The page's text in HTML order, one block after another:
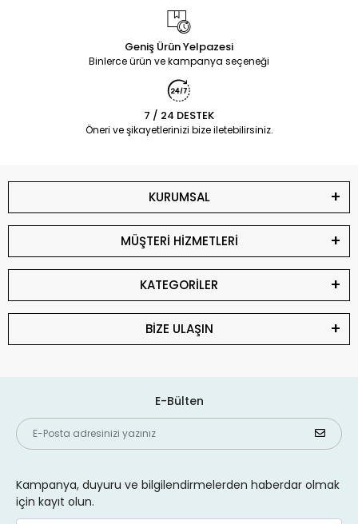
Geniş Ürün Yelpazesi
Binlerce ürün ve kampanya seçeneği
7 / 24 DESTEK
Öneri ve şikayetlerinizi bize iletebilirsiniz.
KURUMSAL
MÜŞTERİ HİZMETLERİ
KATEGORİLER
BİZE ULAŞIN
E-Bülten
Kampanya, duyuru ve bilgilendirmelerden haberdar olmak
için kayıt olun.